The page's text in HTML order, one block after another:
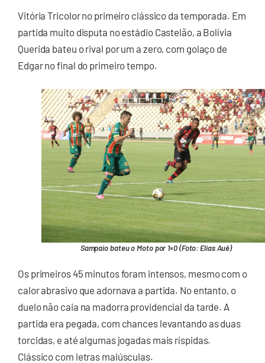
Vitória Tricolor no primeiro clássico da temporada. Em
partida muito disputa no estádio Castelão, a Bolívia
Querida bateu o rival por um a zero, com golaço de
Edgar no final do primeiro tempo.
Sampaio bateu o Moto por 1×0 (Foto: Elias Auê)
Os primeiros 45 minutos foram intensos, mesmo com o
calor abrasivo que adornava a partida. No entanto, o
duelo não caia na madorra providencial da tarde. A
partida era pegada, com chances levantando as duas
torcidas, e até algumas jogadas mais ríspidas.
Clássico com letras maiúsculas.